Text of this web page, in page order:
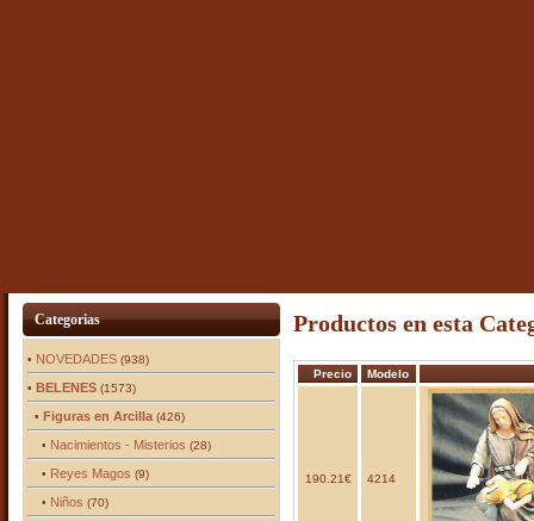
Categorias
• NOVEDADES(938)
• BELENES(1573)
• Figuras en Arcilla(426)
• Nacimientos - Misterios (28)
• Reyes Magos (9)
• Niños (70)
Productos en esta
Precio Modelo
190.21€ 4214